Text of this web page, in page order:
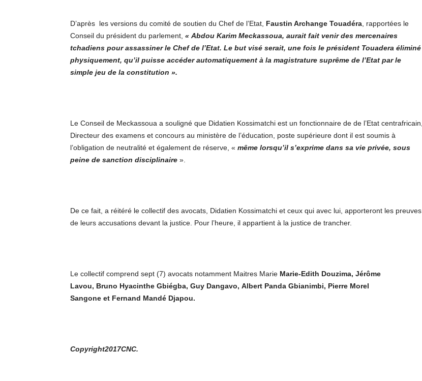
D’après les versions du comité de soutien du Chef de l’Etat, Faustin Archange Touadéra , rapportées le
Conseil du président du parlement, « Abdou Karim Meckassoua, aurait fait venir des mercenaires
tchadiens pour assassiner le Chef de l’Etat. Le but visé serait, une fois le président Touadera éliminé
physiquement, qu’il puisse accéder automatiquement à la magistrature suprême de l’Etat par le
simple jeu de la constitution ».
Le Conseil de Meckassoua a souligné que Didatien Kossimatchi est un fonctionnaire de de l’Etat centrafricain,
Directeur des examens et concours au ministère de l’éducation, poste supérieure dont il est soumis à
l’obligation de neutralité et également de réserve, « même lorsqu’il s’exprime dans sa vie privée, sous
peine de sanction disciplinaire ».
De ce fait, a réitéré le collectif des avocats, Didatien Kossimatchi et ceux qui avec lui, apporteront les preuves
de leurs accusations devant la justice. Pour l’heure, il appartient à la justice de trancher.
Le collectif comprend sept (7) avocats notamment Maitres Marie Marie-Edith Douzima, Jérôme
Lavou, Bruno Hyacinthe Gbiégba, Guy Dangavo, Albert Panda Gbianimbi, Pierre Morel
Sangone et Fernand Mandé Djapou.
Copyright2017CNC.